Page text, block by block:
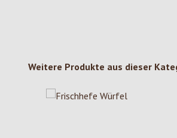
Produktgalerie überspringen
Weitere Produkte aus dieser